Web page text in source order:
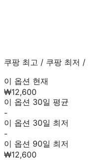
쿠팡 최고 / 쿠팡 최저 /
이 옵션 현재
₩12,600
이 옵션 30일 평균
-
이 옵션 30일 최저
-
이 옵션 90일 최저
₩12,600